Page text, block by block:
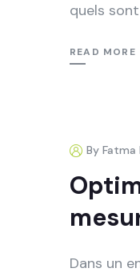
quels
READ MORE
By Fatma
Dans un